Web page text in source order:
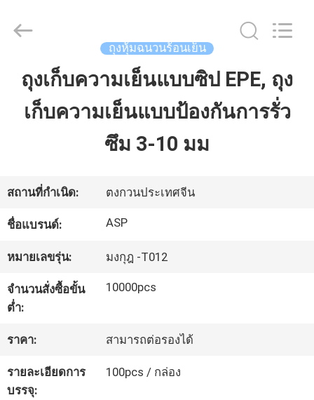
บ้าน
แสดง
VR
เกี่ยว
กับ
ทัวร์
Developed
ถุงหุ้มฉนวนร้อนเย็น
ถุงเก็บความเย็นแบบซิป EPE, ถุง
เก็บความเย็นแบบป้องกันการรั่ว
ซึม 3-10 มม
สถานที่กำเนิด: ตงกวนประเทศจีน
ชื่อแบรนด์: ASP
หมายเลขรุ่น: มงกุฎ -T012
จำนวนสั่งซื้อขั้น
ต่ำ:
10000pcs
ราคา: สามารถต่อรองได้
รายละเอียดการ
บรรจุ:
100pcs / กล่อง